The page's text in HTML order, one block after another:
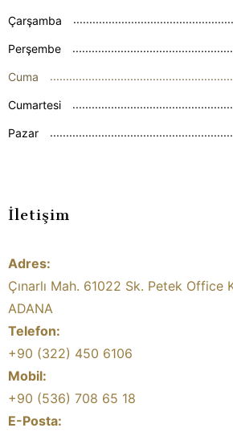
Çarşamba
Perşembe
Cuma
Cumartesi
Pazar
İletişim
Adres:
Çınarlı Mah. 61022 Sk. Petek Office
ADANA
Telefon:
+90 (322) 450 6106
Mobil:
+90 (536) 708 65 18
E-Posta: